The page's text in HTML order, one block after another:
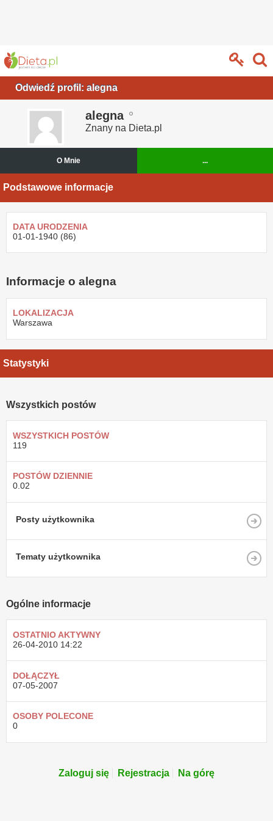
Odwiedź profil: alegna
alegna
Znany na Dieta.pl
O Mnie ...
Podstawowe informacje
DATA URODZENIA
01-01-1940 (86)
Informacje o alegna
LOKALIZACJA
Warszawa
Statystyki
Wszystkich postów
WSZYSTKICH POSTÓW
119
POSTÓW DZIENNIE
0.02
Posty użytkownika
Tematy użytkownika
Ogólne informacje
OSTATNIO AKTYWNY
26-04-2010 14:22
DOŁĄCZYŁ
07-05-2007
OSOBY POLECONE
0
Zaloguj się Rejestracja Na górę